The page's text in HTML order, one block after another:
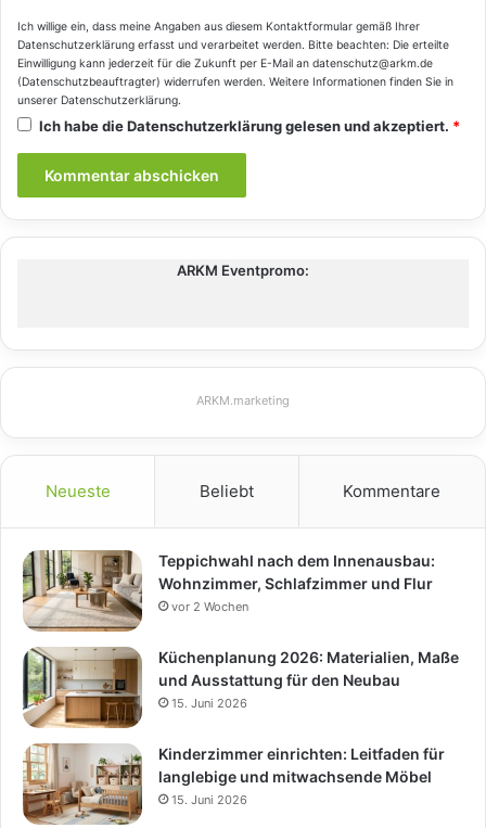
Ich willige ein, dass meine Angaben aus diesem Kontaktformular gemäß Ihrer
Datenschutzerklärung erfasst und verarbeitet werden. Bitte beachten: Die erteilte
Einwilligung kann jederzeit für die Zukunft per E-Mail an datenschutz@arkm.de
(Datenschutzbeauftragter) widerrufen werden. Weitere Informationen finden Sie in
unserer Datenschutzerklärung.
Ich habe dieDatenschutzerklärunggelesen und akzeptiert. *
ARKM Eventpromo:
ARKM.marketing
Neueste Beliebt Kommentare
Teppichwahl nach dem Innenausbau:
Wohnzimmer, Schlafzimmer und Flur
vor 2 Wochen
Küchenplanung 2026: Materialien, Maße
und Ausstattung für den Neubau
15. Juni 2026
Kinderzimmer einrichten: Leitfaden für
langlebige und mitwachsende Möbel
15. Juni 2026